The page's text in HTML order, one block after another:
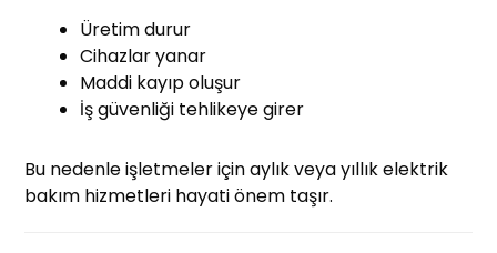
Üretim durur
Cihazlar yanar
Maddi kayıp oluşur
İş güvenliği tehlikeye girer
Bu nedenle işletmeler için aylık veya yıllık elektrik
bakım hizmetleri hayati önem taşır.